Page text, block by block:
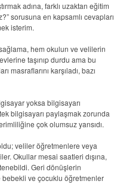
adına, farklı uzaktan eğitim
sorusuna en kapsamlı cevapları
isterim.
hem okulun ve velilerin
taşınıp durdu ama bu
karşıladı, bazı
yoksa bilgisayarı
bilgisayarı paylaşmak zorunda
çok olumsuz yansıdı.
veliler öğretmenlere veya
Okullar mesai saatleri dışına,
Geri dönüşlerin
ve çocuklu öğretmenler